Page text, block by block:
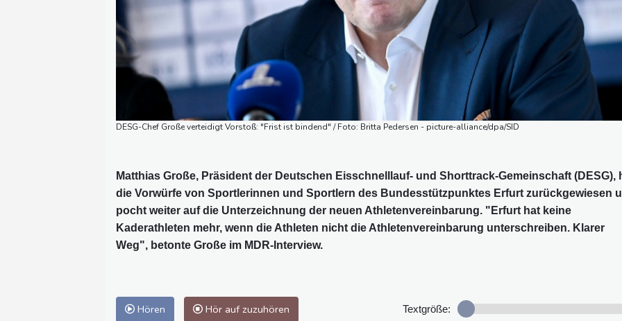
DESG-Chef Große verteidigt Vorstoß: "Frist ist bindend" / Foto: Britta Pedersen - picture-alliance/dpa/SID
Matthias Große, Präsident der Deutschen Eisschnelllauf- und Shorttrack-Gemeinschaft (DESG),
die Vorwürfe von Sportlerinnen und Sportlern des Bundesstützpunktes Erfurt zurückgewiesen
pocht weiter auf die Unterzeichnung der neuen Athletenvereinbarung. "Erfurt hat keine
Kaderathleten mehr, wenn die Athleten nicht die Athletenvereinbarung unterschreiben. Klarer
Weg", betonte Große im MDR-Interview.
Hören Hör auf zuzuhören Textgröße: